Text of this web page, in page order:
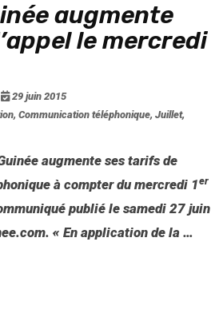
augmente
le mercredi
29 juin 2015
, Communication téléphonique, Juillet,
augmente ses tarifs de
à compter du mercredi 1er
publié le samedi 27 juin
« En application de la …